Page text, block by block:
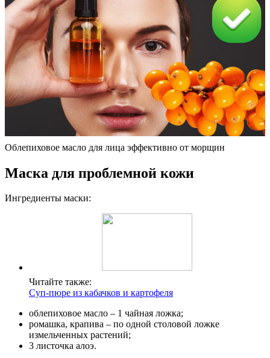
Облепиховое масло для лица эффективно от морщин
Маска для проблемной кожи
Ингредиенты маски:
Читайте также:
Суп-пюре из кабачков и картофеля
облепиховое масло – 1 чайная ложка;
ромашка, крапива – по одной столовой ложке
измельченных растений;
3 листочка алоэ.